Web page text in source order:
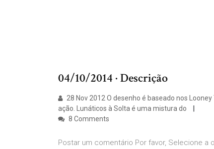
04/10/2014 · Descrição
28 Nov 2012 O desenho é baseado nos
ação. Lunáticos à Solta é uma mistura do
8 Comments
Postar um comentário Por favor, Selecione